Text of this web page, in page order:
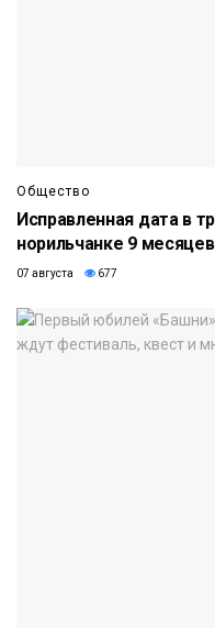
Общество
Исправленная дата в
норильчанке 9
07 августа 677